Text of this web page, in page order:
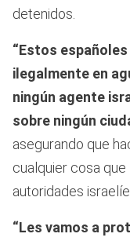
detenidos.
“Estos
ilegalmente en
ningún agente
sobre ningún
asegurando que
cualquier cosa que
autoridades
“Les vamos a